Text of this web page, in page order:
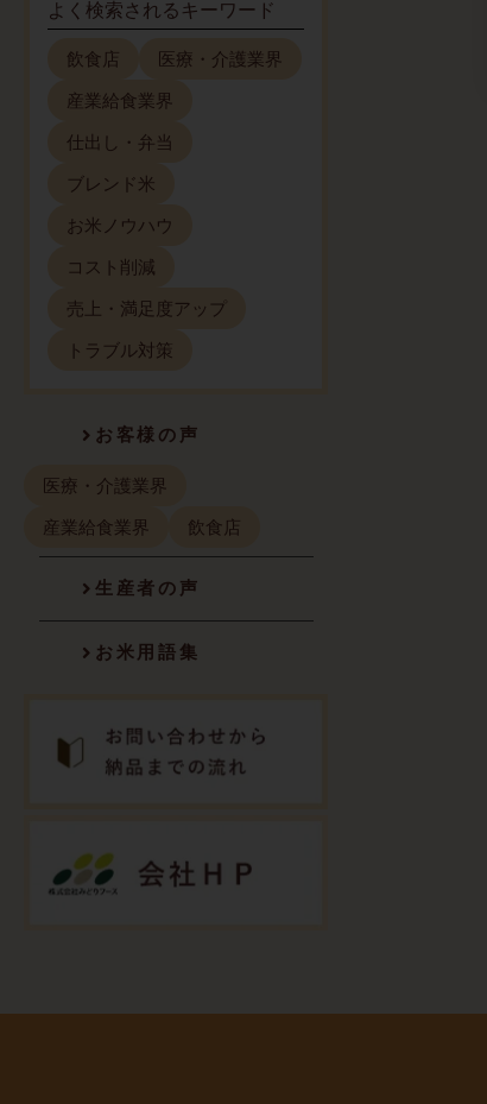
よく検索されるキーワード
飲食店
医療・介護業界
産業給食業界
仕出し・弁当
ブレンド米
お米ノウハウ
コスト削減
売上・満足度アップ
トラブル対策
お客様の声
医療・介護業界
産業給食業界
飲食店
生産者の声
お米用語集